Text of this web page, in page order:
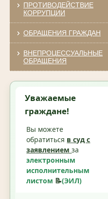
ПРОТИВОДЕЙСТВИЕ
КОРРУПЦИИ
ОБРАЩЕНИЯ ГРАЖДАН
ВНЕПРОЦЕССУАЛЬНЫЕ
ОБРАЩЕНИЯ
Уважаемые
граждане!
Вы можете
обратиться в суд с
заявлениемза
электронным
исполнительным
листом 📝(ЭИЛ)